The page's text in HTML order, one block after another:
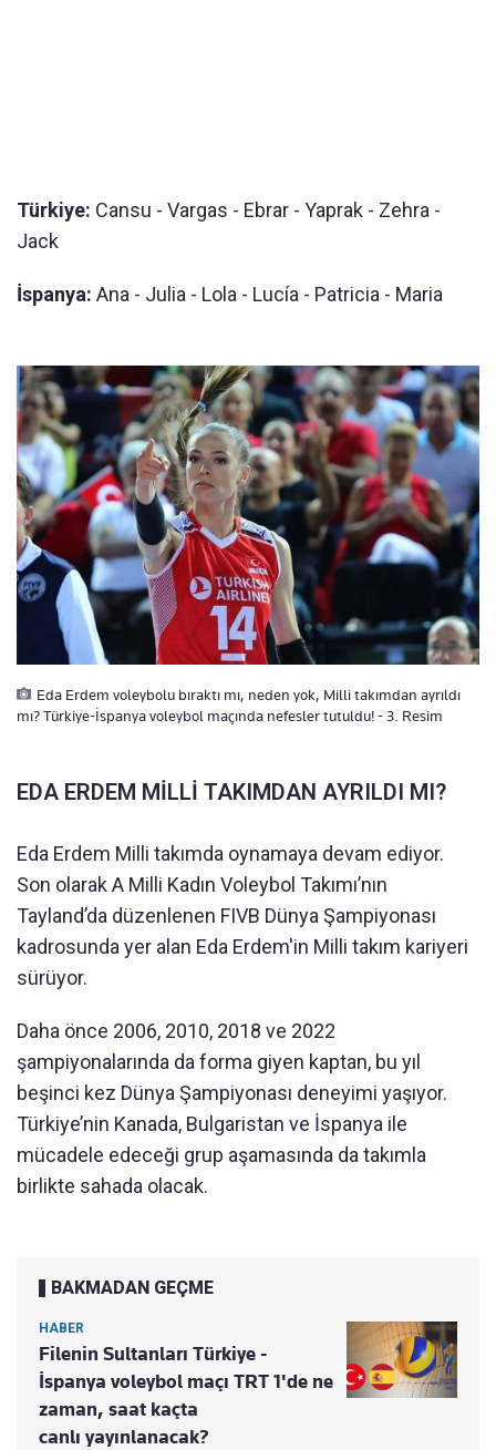
Türkiye: Cansu - Vargas - Ebrar - Yaprak - Zehra -
Jack
İspanya: Ana - Julia - Lola - Lucía - Patricia - Maria
Eda Erdem voleybolu bıraktı mı, neden yok, Milli takımdan ayrıldı
mı? Türkiye-İspanya voleybol maçında nefesler tutuldu! - 3. Resim
EDA ERDEM MİLLİ TAKIMDAN AYRILDI MI?
Eda Erdem Milli takımda oynamaya devam ediyor.
Son olarak A Milli Kadın Voleybol Takımı’nın
Tayland’da düzenlenen FIVB Dünya Şampiyonası
kadrosunda yer alan Eda Erdem'in Milli takım kariyeri
sürüyor.
Daha önce 2006, 2010, 2018 ve 2022
şampiyonalarında da forma giyen kaptan, bu yıl
beşinci kez Dünya Şampiyonası deneyimi yaşıyor.
Türkiye’nin Kanada, Bulgaristan ve İspanya ile
mücadele edeceği grup aşamasında da takımla
birlikte sahada olacak.
BAKMADAN GEÇME
HABER
Filenin Sultanları Türkiye -
İspanya voleybol maçı TRT 1'de ne
zaman, saat kaçta
canlı yayınlanacak?